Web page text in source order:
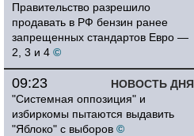
Правительство разрешило
продавать в РФ бензин ранее
запрещенных стандартов Евро —
2, 3 и 4 ©
НОВОСТЬ ДНЯ
09:23
"Системная оппозиция" и
избиркомы пытаются выдавить
"Яблоко" с выборов ©